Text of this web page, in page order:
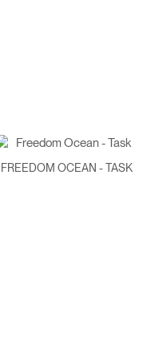
FREEDOM OCEAN - TASK